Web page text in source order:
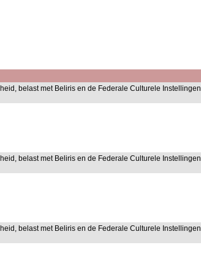
belast met Beliris en de Federale Culturele Instellingen
belast met Beliris en de Federale Culturele Instellingen
belast met Beliris en de Federale Culturele Instellingen